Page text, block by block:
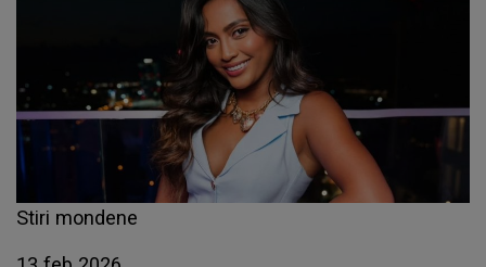
Stiri mondene